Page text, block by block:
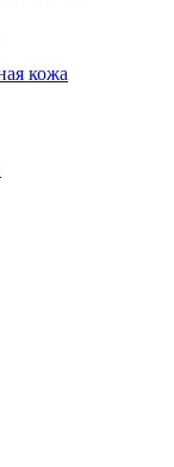
кожа